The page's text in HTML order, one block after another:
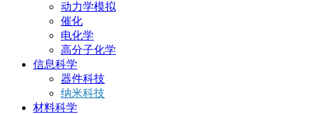
动力学模拟
催化
电化学
高分子化学
信息科学
器件科技
纳米科技
材料科学